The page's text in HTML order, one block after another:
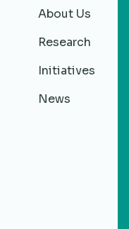
About Us
Research
Initiatives
News